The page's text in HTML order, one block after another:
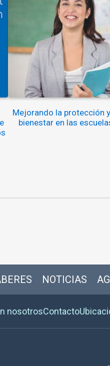
Mejorando la protección
bienestar en las
NOTICIAS
nosotrosContacto